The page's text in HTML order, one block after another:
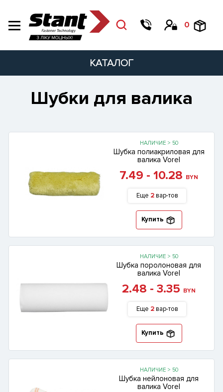
0
КАТАЛОГ
Шубки для валика
НАЛИЧИЕ > 50
Шубка полиакриловая для
валика Vorel
7.49 - 10.28 BYN
Еще 2 вар-тов
Купить
НАЛИЧИЕ > 50
Шубка поролоновая для
валика Vorel
2.48 - 3.35 BYN
Еще 2 вар-тов
Купить
НАЛИЧИЕ > 50
Шубка нейлоновая для
валика Vorel